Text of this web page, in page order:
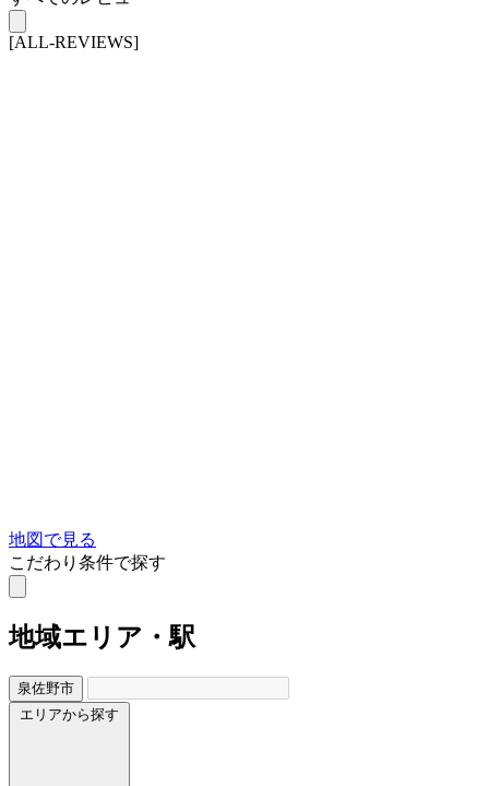
[ALL-REVIEWS]
地図で見る
こだわり条件で探す
地域エリア・駅
泉佐野市
エリアから探す